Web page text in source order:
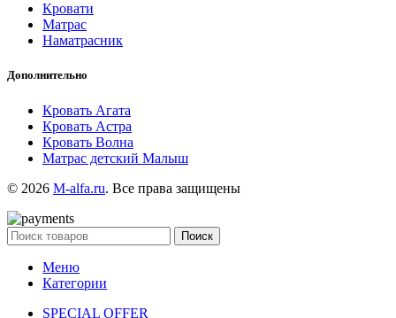
Кровати
Матрас
Наматрасник
Дополнительно
Кровать Агата
Кровать Астра
Кровать Волна
Матрас детский Малыш
© 2026 M-alfa.ru. Все права защищены
Поиск
Меню
Категории
SPECIAL OFFER